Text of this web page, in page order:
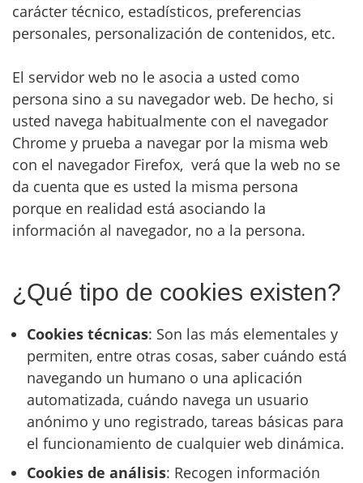
carácter técnico, estadísticos, preferencias
personales, personalización de contenidos, etc.
El servidor web no le asocia a usted como
persona sino a su navegador web. De hecho, si
usted navega habitualmente con el navegador
Chrome y prueba a navegar por la misma web
con el navegador Firefox, verá que la web no se
da cuenta que es usted la misma persona
porque en realidad está asociando la
información al navegador, no a la persona.
¿Qué tipo de cookies existen?
Cookies técnicas: Son las más elementales y
permiten, entre otras cosas, saber cuándo está
navegando un humano o una aplicación
automatizada, cuándo navega un usuario
anónimo y uno registrado, tareas básicas para
el funcionamiento de cualquier web dinámica.
Cookies de análisis: Recogen información